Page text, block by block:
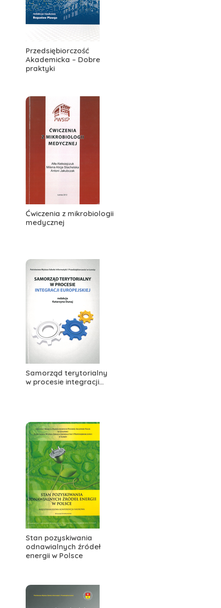
Przedsiębiorczość
Akademicka – Dobre
praktyki
Ćwiczenia z mikrobiologii
medycznej
Samorząd terytorialny
w procesie integracji...
Stan pozyskiwania
odnawialnych źródeł
energii w Polsce